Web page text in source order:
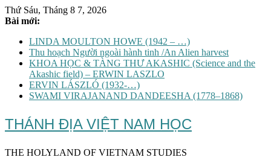
Thứ Sáu, Tháng 8 7, 2026
Bài mới:
LINDA MOULTON HOWE (1942 – …)
Thu hoạch Người ngoài hành tinh /An Alien harvest
KHOA HỌC & TÀNG THƯ AKASHIC (Science and the
Akashic field) – ERWIN LASZLO
ERVIN LÁSZLÓ (1932-…)
SWAMI VIRAJANAND DANDEESHA (1778–1868)
THÁNH ĐỊA VIỆT NAM HỌC
THE HOLYLAND OF VIETNAM STUDIES